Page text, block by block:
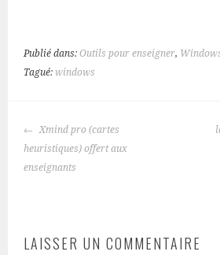
Publié dans:Outils pour enseigner,
Tagué:windows
NAVIGATION
DES
ARTICLES
Xmind pro (cartes
heuristiques) offert aux
enseignants
LAISSER UN COMMENTAIRE